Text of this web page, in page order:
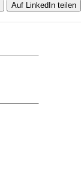
Auf LinkedIn teilen